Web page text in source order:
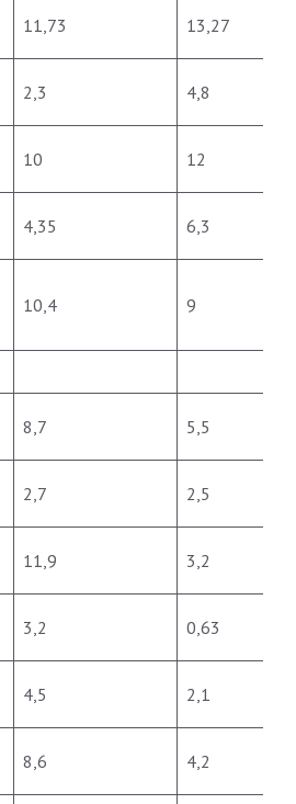
11,73 13,27
2,3 4,8
10 12
4,35 6,3
10,4 9
8,7 5,5
2,7 2,5
11,9 3,2
3,2 0,63
4,5 2,1
8,6 4,2